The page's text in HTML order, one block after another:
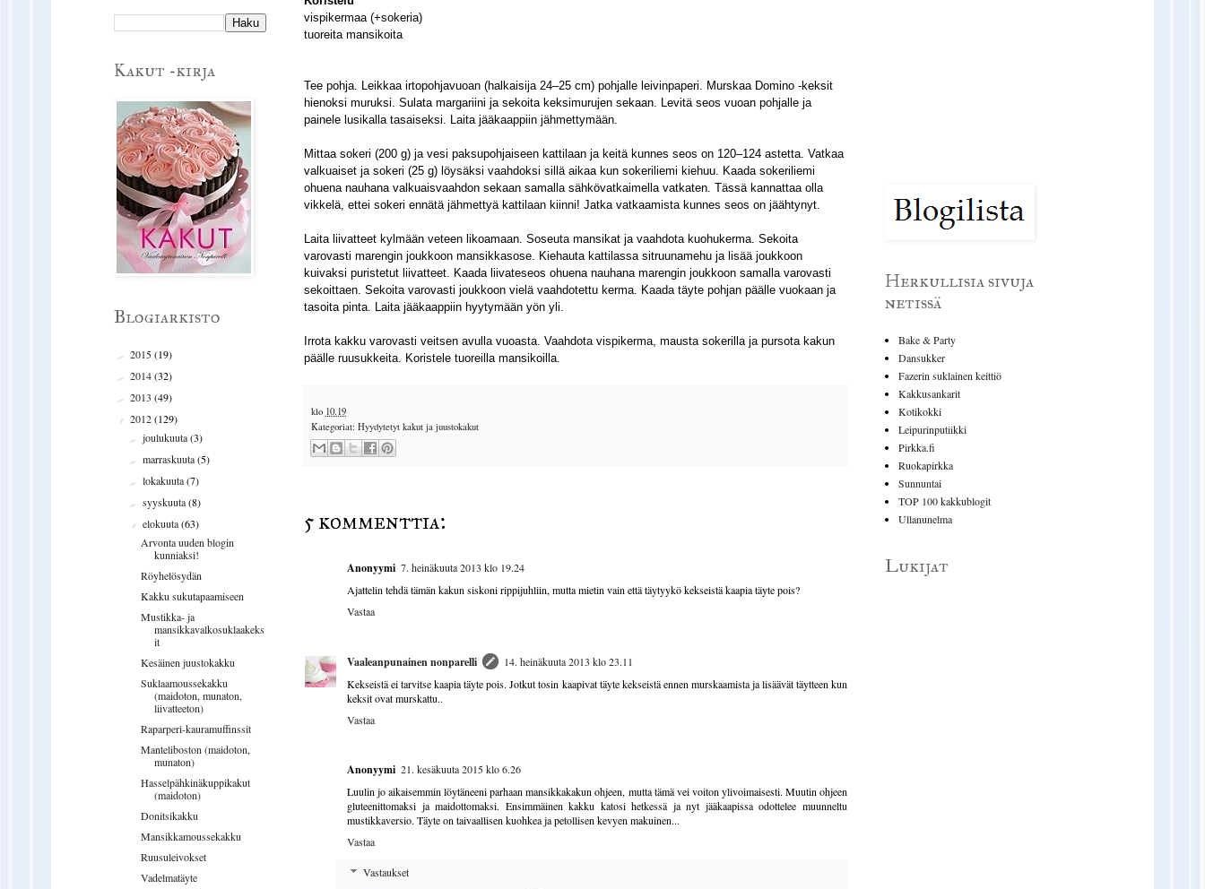
vispikermaa (+sokeria)
tuoreita mansikoita
Tee pohja. Leikkaa irtopohjavuoan (halkaisija 24–25 cm) pohjalle leivinpaperi. Murskaa Domino -keksit
hienoksi muruksi. Sulata margariini ja sekoita keksimurujen sekaan. Levitä seos vuoan pohjalle ja
painele lusikalla tasaiseksi. Laita jääkaappiin jähmettymään.
Mittaa sokeri (200 g) ja vesi paksupohjaiseen kattilaan ja keitä kunnes seos on 120–124 astetta. Vatkaa
valkuaiset ja sokeri (25 g) löysäksi vaahdoksi sillä aikaa kun sokeriliemi kiehuu. Kaada sokeriliemi
ohuena nauhana valkuaisvaahdon sekaan samalla sähkövatkaimella vatkaten. Tässä kannattaa olla
vikkelä, ettei sokeri ennätä jähmettyä kattilaan kiinni! Jatka vatkaamista kunnes seos on jäähtynyt.
Laita liivatteet kylmään veteen likoamaan. Soseuta mansikat ja vaahdota kuohukerma. Sekoita
varovasti marengin joukkoon mansikkasose. Kiehauta kattilassa sitruunamehu ja lisää joukkoon
kuivaksi puristetut liivatteet. Kaada liivateseos ohuena nauhana marengin joukkoon samalla varovasti
sekoittaen. Sekoita varovasti joukkoon vielä vaahdotettu kerma. Kaada täyte pohjan päälle vuokaan ja
tasoita pinta. Laita jääkaappiin hyytymään yön yli.
Irrota kakku varovasti veitsen avulla vuoasta. Vaahdota vispikerma, mausta sokerilla ja pursota kakun
päälle ruusukkeita. Koristele tuoreilla mansikoilla.
klo 10.19
Kategoriat: Hyydytetyt kakut ja juustokakut
5 kommenttia:
Anonyymi 7. heinäkuuta 2013 klo 19.24
Ajattelin tehdä tämän kakun siskoni rippijuhliin, mutta mietin vain että täytyykö kekseistä kaapia täyte pois?
Vastaa
Vaaleanpunainen nonparelli
14. heinäkuuta 2013 klo 23.11
Kekseistä ei tarvitse kaapia täyte pois. Jotkut tosin kaapivat täyte kekseistä ennen murskaamista ja lisäävät täytteen kun
keksit ovat murskattu..
Vastaa
Anonyymi 21. kesäkuuta 2015 klo 6.26
Luulin jo aikaisemmin löytäneeni parhaan mansikkakakun ohjeen, mutta tämä vei voiton ylivoimaisesti. Muutin ohjeen
gluteenittomaksi ja maidottomaksi. Ensimmäinen kakku katosi hetkessä ja nyt jääkaapissa odottelee muunneltu
mustikkaversio. Täyte on taivaallisen kuohkea ja petollisen kevyen makuinen...
Vastaa
Vastaukset
Kakut -kirja
Blogiarkisto
► 2015(19)
► 2014(32)
► 2013 (49)
▼ 2012(129)
►joulukuuta(3)
►marraskuuta(5)
►lokakuuta(7)
►syyskuuta(8)
▼elokuuta(63)
Arvonta uuden blogin
kunniaksi!
Röyhelösydän
Kakku sukutapaamiseen
Mustikka- ja
mansikkavalkosuklaakeks
it
Kesäinen juustokakku
Suklaamoussekakku
(maidoton, munaton,
liivatteeton)
Raparperi-kauramuffinssit
Manteliboston (maidoton,
munaton)
Hasselpähkinäkuppikakut
(maidoton)
Donitsikakku
Mansikkamoussekakku
Ruusuleivokset
Vadelmatäyte
Herkullisia sivuja
netissä
Bake & Party
Dansukker
Fazerin suklainen keittiö
Kakkusankarit
Kotikokki
Leipurinputiikki
Pirkka.fi
Ruokapirkka
Sunnuntai
TOP 100 kakkublogit
Ullanunelma
Lukijat